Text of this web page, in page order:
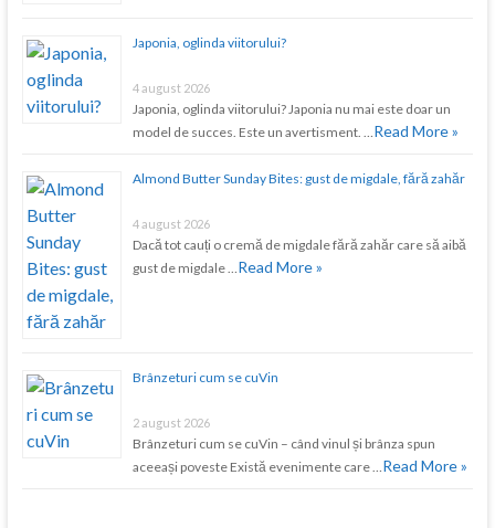
Japonia, oglinda viitorului?
4 august 2026
Japonia, oglinda viitorului? Japonia nu mai este doar un
model de succes. Este un avertisment. … Read More »
Almond Butter Sunday Bites: gust de migdale, fără zahăr
4 august 2026
Dacă tot cauți o cremă de migdale fără zahăr care să aibă
gust de migdale … Read More »
Brânzeturi cum se cuVin
2 august 2026
Brânzeturi cum se cuVin – când vinul și brânza spun
aceeași poveste Există evenimente care … Read More »